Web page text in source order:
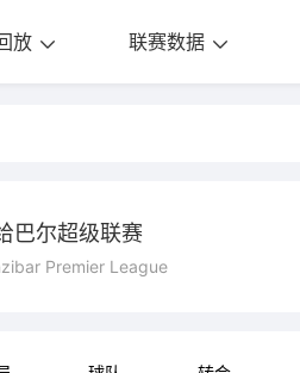
放 联赛数据
巴尔超级联赛
Premier League